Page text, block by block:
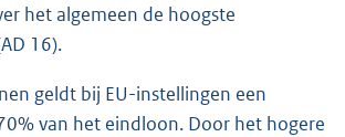
het algemeen de hoogste
16).
geldt bij EU-instellingen een
van het eindloon. Door het hogere